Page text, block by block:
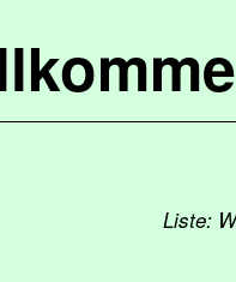
Liste: